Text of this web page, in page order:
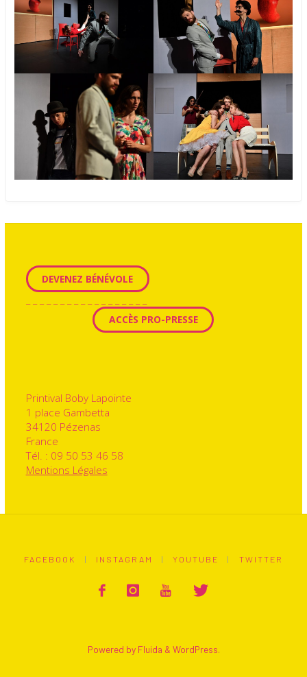
DEVENEZ BÉNÉVOLE
ACCÈS PRO-PRESSE
Printival Boby Lapointe
1 place Gambetta
34120 Pézenas
France
Tél. : 09 50 53 46 58
Mentions Légales
FACEBOOK | INSTAGRAM | YOUTUBE | TWITTER
Powered byFluida & WordPress.